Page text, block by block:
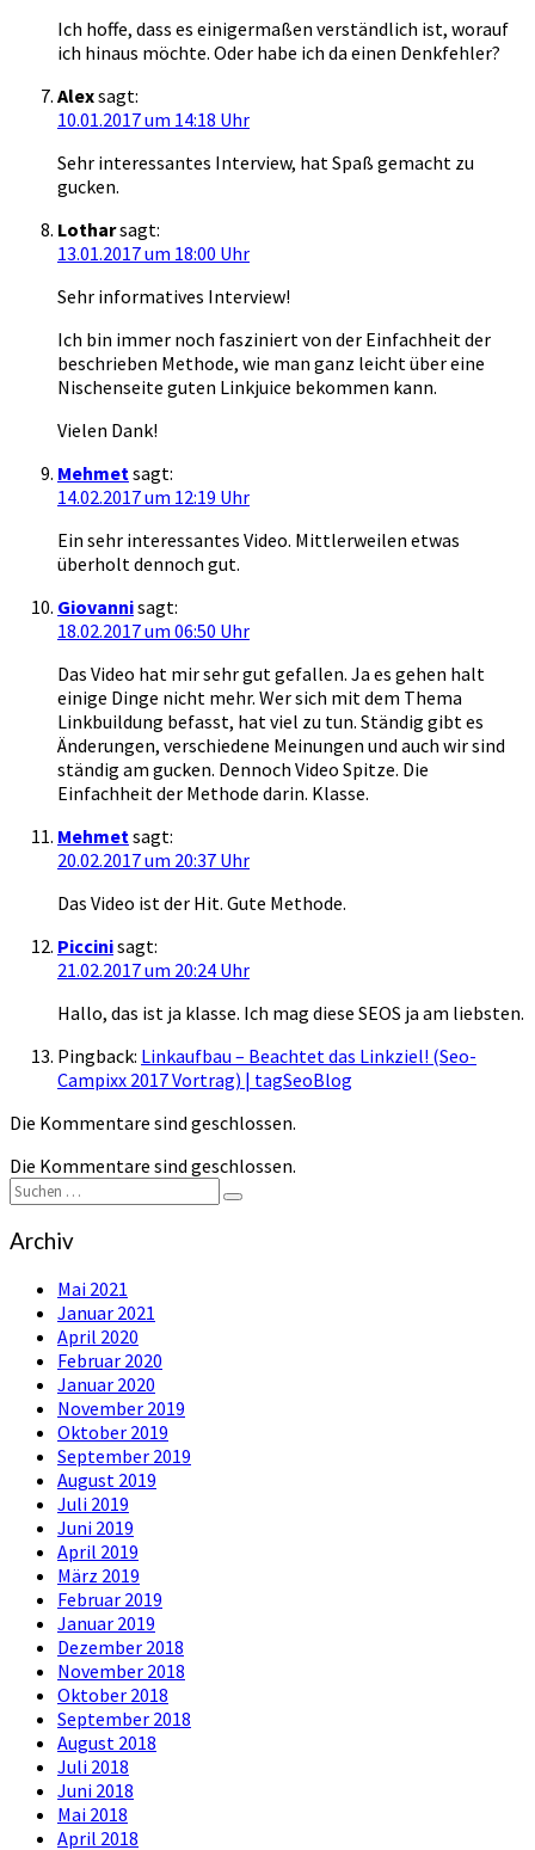
Ich hoffe, dass es einigermaßen verständlich ist, worauf
ich hinaus möchte. Oder habe ich da einen Denkfehler?
Alexsagt:
10.01.2017 um 14:18 Uhr
Sehr interessantes Interview, hat Spaß gemacht zu
gucken.
Lotharsagt:
13.01.2017 um 18:00 Uhr
Sehr informatives Interview!
Ich bin immer noch fasziniert von der Einfachheit der
beschrieben Methode, wie man ganz leicht über eine
Nischenseite guten Linkjuice bekommen kann.
Vielen Dank!
Mehmetsagt:
14.02.2017 um 12:19 Uhr
Ein sehr interessantes Video. Mittlerweilen etwas
überholt dennoch gut.
Giovannisagt:
18.02.2017 um 06:50 Uhr
Das Video hat mir sehr gut gefallen. Ja es gehen halt
einige Dinge nicht mehr. Wer sich mit dem Thema
Linkbuildung befasst, hat viel zu tun. Ständig gibt es
Änderungen, verschiedene Meinungen und auch wir sind
ständig am gucken. Dennoch Video Spitze. Die
Einfachheit der Methode darin. Klasse.
Mehmetsagt:
20.02.2017 um 20:37 Uhr
Das Video ist der Hit. Gute Methode.
Piccinisagt:
21.02.2017 um 20:24 Uhr
Hallo, das ist ja klasse. Ich mag diese SEOS ja am liebsten.
Pingback: Linkaufbau – Beachtet das Linkziel! (Seo-
Campixx 2017 Vortrag) | tagSeoBlog
Die Kommentare sind geschlossen.
Die Kommentare sind geschlossen.
Suchen
nach:
Suchen
Archiv
Mai 2021
Januar 2021
April 2020
Februar 2020
Januar 2020
November 2019
Oktober 2019
September 2019
August 2019
Juli 2019
Juni 2019
April 2019
März 2019
Februar 2019
Januar 2019
Dezember 2018
November 2018
Oktober 2018
September 2018
August 2018
Juli 2018
Juni 2018
Mai 2018
April 2018